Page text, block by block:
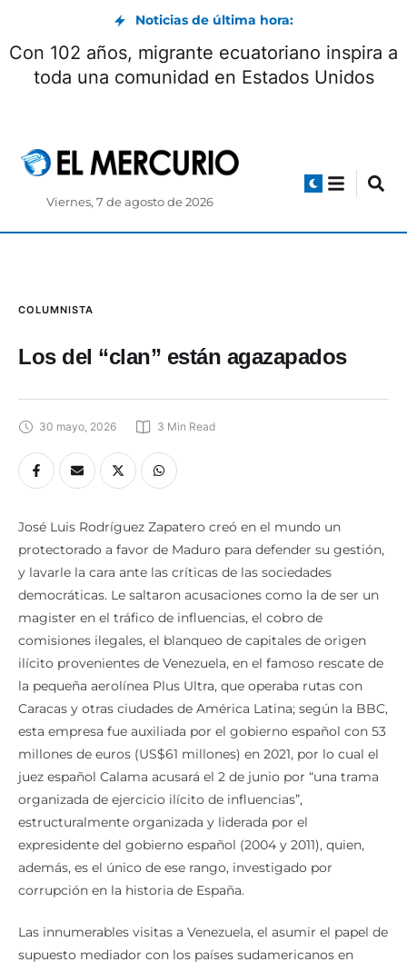
Noticias de última hora:
Con 102 años, migrante ecuatoriano inspira a
toda una comunidad en Estados Unidos
Viernes, 7 de agosto de 2026
COLUMNISTA
Los del “clan” están agazapados
30 mayo, 2026 3 Min Read
José Luis Rodríguez Zapatero creó en el mundo un
protectorado a favor de Maduro para defender su gestión,
y lavarle la cara ante las críticas de las sociedades
democráticas. Le saltaron acusaciones como la de ser un
magister en el tráfico de influencias, el cobro de
comisiones ilegales, el blanqueo de capitales de origen
ilícito provenientes de Venezuela, en el famoso rescate de
la pequeña aerolínea Plus Ultra, que operaba rutas con
Caracas y otras ciudades de América Latina; según la BBC,
esta empresa fue auxiliada por el gobierno español con 53
millones de euros (US$61 millones) en 2021, por lo cual el
juez español Calama acusará el 2 de junio por “una trama
organizada de ejercicio ilícito de influencias”,
estructuralmente organizada y liderada por el
expresidente del gobierno español (2004 y 2011), quien,
además, es el único de ese rango, investigado por
corrupción en la historia de España.
Las innumerables visitas a Venezuela, el asumir el papel de
supuesto mediador con los países sudamericanos en